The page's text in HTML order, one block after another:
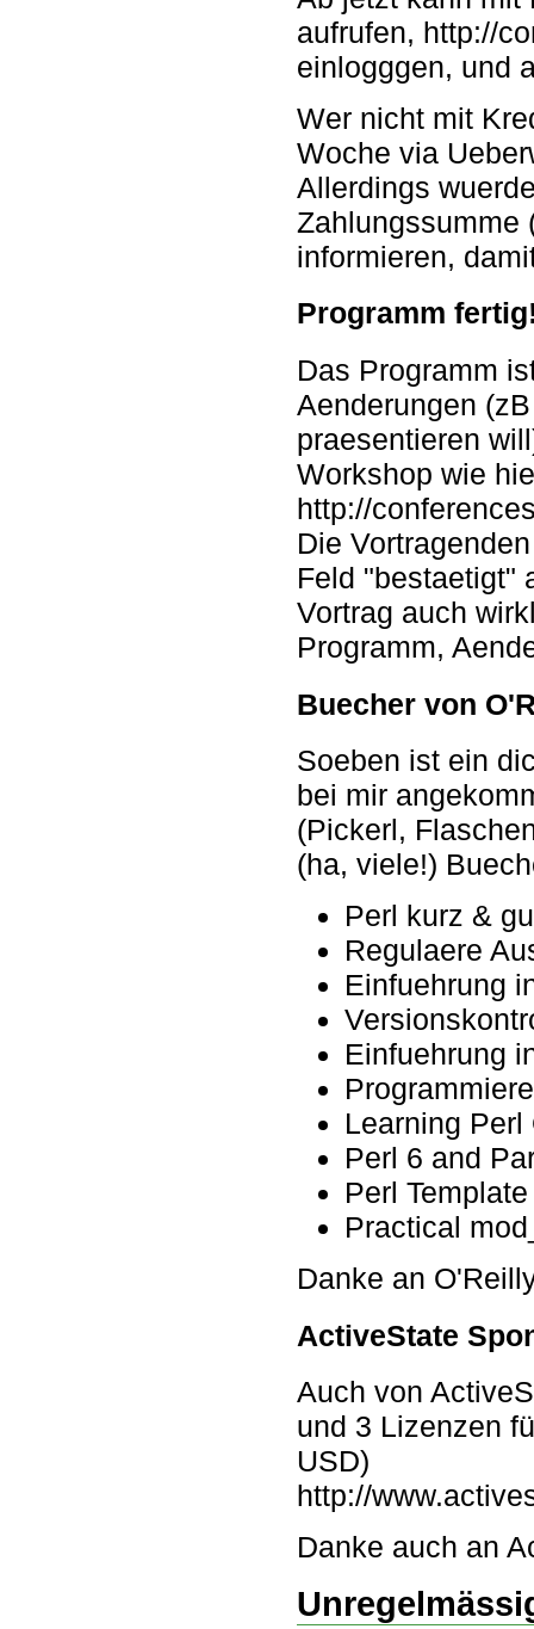
aufrufen, http://
einlogggen, und
Wer nicht mit
Woche via
Allerdings
Zahlungssumme
informieren,
Programm
Das Programm
Aenderungen
praesentieren
Workshop wie
http://
Die
Feld "bestaetigt"
Vortrag auch
Programm,
Buecher von
Soeben ist ein
bei mir
(Pickerl,
(ha, viele!)
Perl kurz &
Regulaere
Einfuehrung
Einfuehrung
Learning
Perl 6 and
Perl
Practical
Danke an
ActiveState
Auch von
und 3 Lizenzen
USD)
http://
Danke auch an